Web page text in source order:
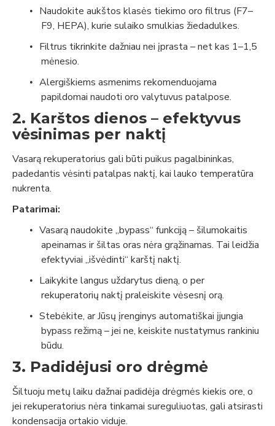
•
Naudokite aukštos klasės tiekimo oro filtrus (F7–
F9, HEPA), kurie sulaiko smulkias žiedadulkes.
•
Filtrus tikrinkite dažniau nei įprasta – net kas 1–1,5
mėnesio.
•
Alergiškiems asmenims rekomenduojama
papildomai naudoti oro valytuvus patalpose.
2. Karštos dienos – efektyvus
vėsinimas per naktį
Vasarą rekuperatorius gali būti puikus pagalbininkas,
padedantis vėsinti patalpas naktį, kai lauko temperatūra
nukrenta.
Patarimai:
• Vasarą naudokite„bypass“ funkciją– šilumokaitis
apeinamas ir šiltas oras nėra grąžinamas. Tai leidžia
efektyviai „išvėdinti“ karštį naktį.
•
Laikykite langus uždarytus dieną, o per
rekuperatorių naktį praleiskite vėsesnį orą.
•
Stebėkite, ar Jūsų įrenginys automatiškai įjungia
bypass režimą – jei ne, keiskite nustatymus rankiniu
būdu.
3. Padidėjusi oro drėgmė
Šiltuoju metų laiku dažnai padidėja drėgmės kiekis ore, o
jei rekuperatorius nėra tinkamai sureguliuotas, gali atsirasti
kondensacija ortakio viduje.